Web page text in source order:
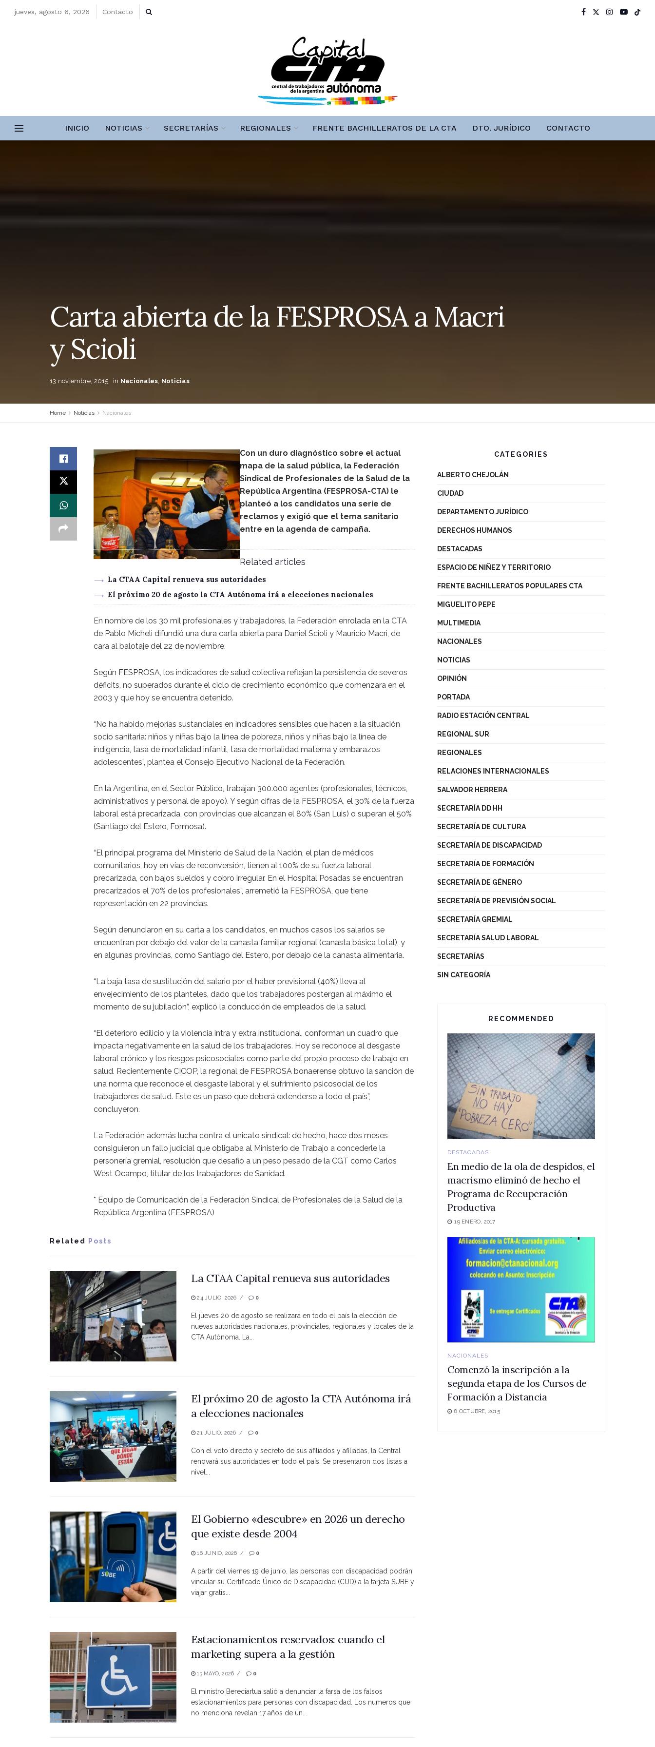
jueves, agosto 6, 2026 Contacto
INICIO NOTICIAS SECRETARÍAS REGIONALES FRENTE BACHILLERATOS DE LA CTA DTO. JURÍDICO CONTACTO
Carta abierta de la FESPROSA a Macri
y Scioli
13 noviembre, 2015 in Nacionales, Noticias
Home Noticias Nacionales
Con un duro diagnóstico sobre el actual
mapa de la salud pública, la Federación
Sindical de Profesionales de la Salud de la
República Argentina (FESPROSA-CTA) le
planteó a los candidatos una serie de
reclamos y exigió que el tema sanitario
entre en la agenda de campaña.
Related articles
La CTAA Capital renueva sus autoridades
El próximo 20 de agosto la CTA Autónoma irá a elecciones nacionales
En nombre de los 30 mil profesionales y trabajadores, la Federación enrolada en la CTA
de Pablo Micheli difundió una dura carta abierta para Daniel Scioli y Mauricio Macri, de
cara al balotaje del 22 de noviembre.
Según FESPROSA, los indicadores de salud colectiva reflejan la persistencia de severos
déficits, no superados durante el ciclo de crecimiento económico que comenzara en el
2003 y que hoy se encuentra detenido.
“No ha habido mejorías sustanciales en indicadores sensibles que hacen a la situación
socio sanitaria: niños y niñas bajo la línea de pobreza, niños y niñas bajo la línea de
indigencia, tasa de mortalidad infantil, tasa de mortalidad materna y embarazos
adolescentes”, plantea el Consejo Ejecutivo Nacional de la Federación.
En la Argentina, en el Sector Público, trabajan 300.000 agentes (profesionales, técnicos,
administrativos y personal de apoyo). Y según cifras de la FESPROSA, el 30% de la fuerza
laboral está precarizada, con provincias que alcanzan el 80% (San Luis) o superan el 50%
(Santiago del Estero, Formosa).
“El principal programa del Ministerio de Salud de la Nación, el plan de médicos
comunitarios, hoy en vías de reconversión, tienen al 100% de su fuerza laboral
precarizada, con bajos sueldos y cobro irregular. En el Hospital Posadas se encuentran
precarizados el 70% de los profesionales”, arremetió la FESPROSA, que tiene
representación en 22 provincias.
Según denunciaron en su carta a los candidatos, en muchos casos los salarios se
encuentran por debajo del valor de la canasta familiar regional (canasta básica total), y
en algunas provincias, como Santiago del Estero, por debajo de la canasta alimentaria.
“La baja tasa de sustitución del salario por el haber previsional (40%) lleva al
envejecimiento de los planteles, dado que los trabajadores postergan al máximo el
momento de su jubilación”, explicó la conducción de empleados de la salud.
“El deterioro edilicio y la violencia intra y extra institucional, conforman un cuadro que
impacta negativamente en la salud de los trabajadores. Hoy se reconoce al desgaste
laboral crónico y los riesgos psicosociales como parte del propio proceso de trabajo en
salud. Recientemente CICOP, la regional de FESPROSA bonaerense obtuvo la sanción de
una norma que reconoce el desgaste laboral y el sufrimiento psicosocial de los
trabajadores de salud. Este es un paso que deberá extenderse a todo el país”,
concluyeron.
La Federación además lucha contra el unicato sindical: de hecho, hace dos meses
consiguieron un fallo judicial que obligaba al Ministerio de Trabajo a concederle la
personería gremial, resolución que desafió a un peso pesado de la CGT como Carlos
West Ocampo, titular de los trabajadores de Sanidad.
* Equipo de Comunicación de la Federación Sindical de Profesionales de la Salud de la
República Argentina (FESPROSA)
Related Posts
La CTAA Capital renueva sus autoridades
24 JULIO, 2026 0
El jueves 20 de agosto se realizará en todo el país la elección de
nuevas autoridades nacionales, provinciales, regionales y locales de la
CTA Autónoma. La...
El próximo 20 de agosto la CTA Autónoma irá
a elecciones nacionales
21 JULIO, 2026 0
Con el voto directo y secreto de sus afiliados y afiliadas, la Central
renovará sus autoridades en todo el país. Se presentaron dos listas a
nivel...
El Gobierno «descubre» en 2026 un derecho
que existe desde 2004
16 JUNIO, 2026 0
A partir del viernes 19 de junio, las personas con discapacidad podrán
vincular su Certificado Único de Discapacidad (CUD) a la tarjeta SUBE y
viajar gratis...
Estacionamientos reservados: cuando el
marketing supera a la gestión
13 MAYO, 2026 0
El ministro Bereciartua salió a denunciar la farsa de los falsos
estacionamientos para personas con discapacidad. Los numeros que
no menciona revelan 17 años de un...
CATEGORIES
ALBERTO CHEJOLÁN
CIUDAD
DEPARTAMENTO JURÍDICO
DERECHOS HUMANOS
DESTACADAS
ESPACIO DE NIÑEZ Y TERRITORIO
FRENTE BACHILLERATOS POPULARES CTA
MIGUELITO PEPE
MULTIMEDIA
NACIONALES
NOTICIAS
OPINIÓN
PORTADA
RADIO ESTACIÓN CENTRAL
REGIONAL SUR
REGIONALES
RELACIONES INTERNACIONALES
SALVADOR HERRERA
SECRETARÍA DD HH
SECRETARÍA DE CULTURA
SECRETARÍA DE DISCAPACIDAD
SECRETARÍA DE FORMACIÓN
SECRETARÍA DE GÉNERO
SECRETARÍA DE PREVISIÓN SOCIAL
SECRETARÍA GREMIAL
SECRETARÍA SALUD LABORAL
SECRETARÍAS
SIN CATEGORÍA
RECOMMENDED
DESTACADAS
En medio de la ola de despidos, el
macrismo eliminó de hecho el
Programa de Recuperación
Productiva
19 ENERO, 2017
NACIONALES
Comenzó la inscripción a la
segunda etapa de los Cursos de
Formación a Distancia
8 OCTUBRE, 2015